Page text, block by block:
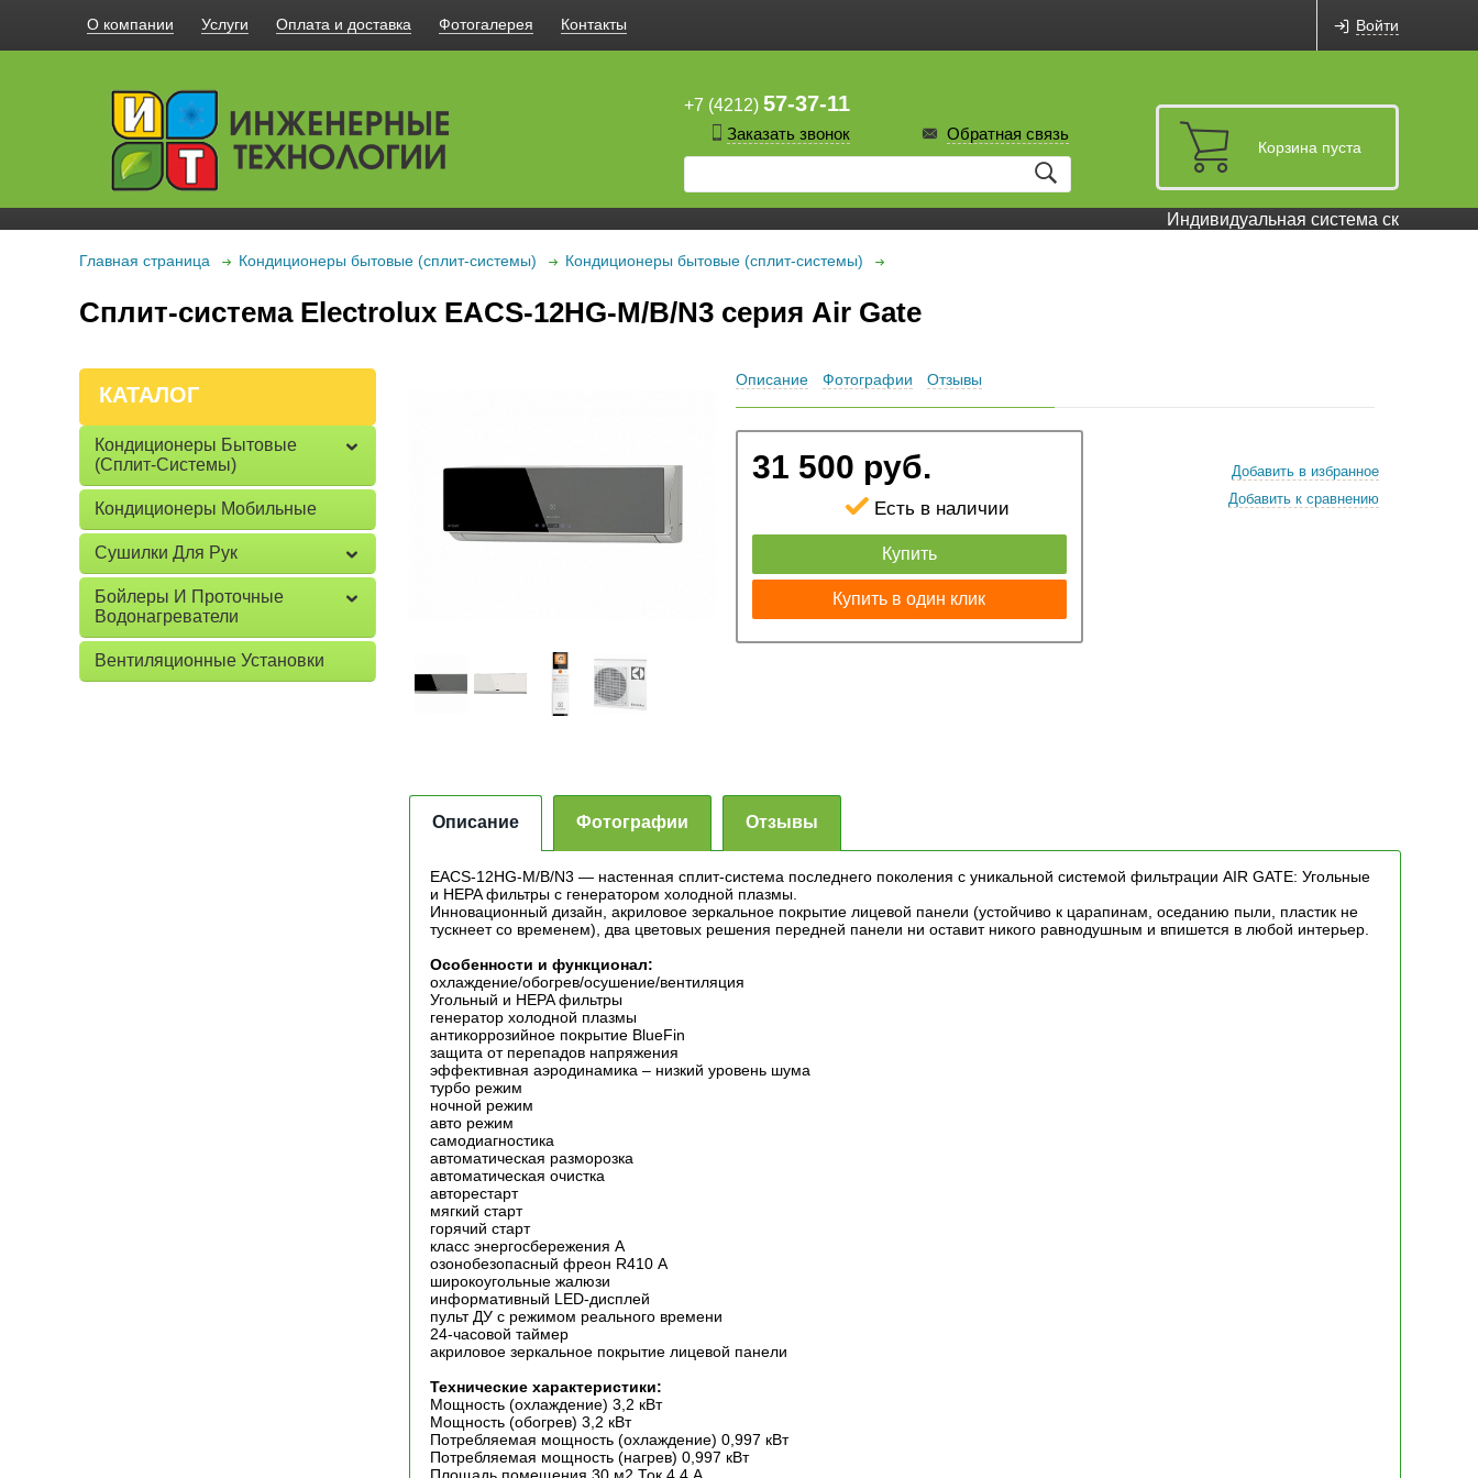
Войти
+7 (4212) 57-37-11
Заказать звонок Обратная связь
Корзина пуста
О компании Услуги Оплата и доставка Фотогалерея Контакты
Индивидуальная система скидок и
Главная страница Кондиционеры бытовые (сплит-системы) Кондиционеры бытовые (сплит-системы)
Сплит-система Electrolux EACS-12HG-M/B/N3 серия Air Gate
КАТАЛОГ
Кондиционеры Бытовые
(сплит-Системы)
Кондиционеры Мобильные
Сушилки Для Рук
Бойлеры И Проточные
Водонагреватели
Вентиляционные Установки
Описание Фотографии Отзывы
31 500 руб.
Есть в наличии
Купить
Купить в один клик
Добавить в избранное
Добавить к сравнению
Описание
EACS-12HG-M/B/N3 — настенная сплит-система последнего поколения c уникальной системой фильтрации AIR GATE: Угольные
и HEPA фильтры с генератором холодной плазмы.
Инновационный дизайн, акриловое зеркальное покрытие лицевой панели (устойчиво к царапинам, оседанию пыли, пластик не
тускнеет со временем), два цветовых решения передней панели ни оставит никого равнодушным и впишется в любой интерьер.
Особенности и функционал:
охлаждение/обогрев/осушение/вентиляция
Угольный и HEPA фильтры
генератор холодной плазмы
антикоррозийное покрытие BlueFin
защита от перепадов напряжения
эффективная аэродинамика – низкий уровень шума
турбо режим
ночной режим
авто режим
самодиагностика
автоматическая разморозка
автоматическая очистка
авторестарт
мягкий старт
горячий старт
класс энергосбережения А
озонобезопасный фреон R410 А
широкоугольные жалюзи
информативный LED-дисплей
пульт ДУ с режимом реального времени
24-часовой таймер
акриловое зеркальное покрытие лицевой панели
Технические характеристики:
Мощность (охлаждение) 3,2 кВт
Мощность (обогрев) 3,2 кВт
Потребляемая мощность (охлаждение) 0,997 кВт
Потребляемая мощность (нагрев) 0,997 кВт
Площадь помещения 30 м2 Ток 4,4 А
Фотографии Отзывы